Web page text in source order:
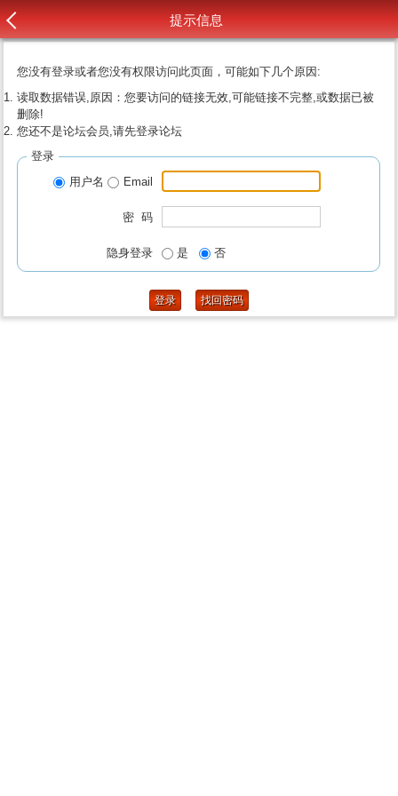
提示信息
您没有登录或者您没有权限访问此页面，可能如下几个原因:
读取数据错误,原因：您要访问的链接无效,可能链接不完整,或数据已被
删除!
您还不是论坛会员,请先登录论坛
登录
用户名
Email
密 码
隐身登录 是 否